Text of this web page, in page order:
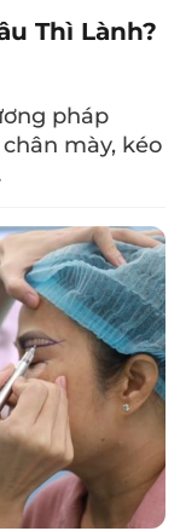
mí trên – Nếp
và dưới do di
Nhận thấy
khắc phục
định xây
Chỉ sau 4
Thì Lành?
pháp
mày, kéo